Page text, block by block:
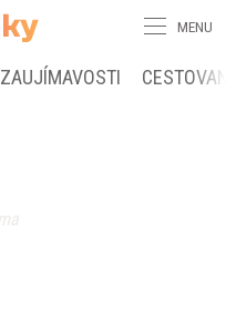
MENU
ZAUJÍMAVOSTI